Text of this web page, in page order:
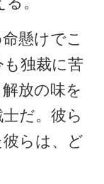
懸けでこ
独裁に苦
放の味を
だ。彼ら
らは、ど